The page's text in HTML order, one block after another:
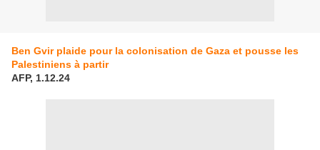
Ben Gvir plaide pour la colonisation de Gaza et pousse les
Palestiniens à partir
AFP, 1.12.24